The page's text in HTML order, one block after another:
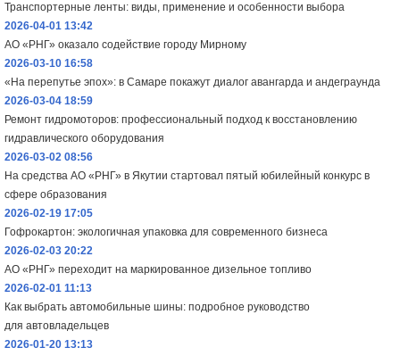
Транспортерные ленты: виды, применение и особенности выбора
2026-04-01 13:42
АО «РНГ» оказало содействие городу Мирному
2026-03-10 16:58
«На перепутье эпох»: в Самаре покажут диалог авангарда и андеграунда
2026-03-04 18:59
Ремонт гидромоторов: профессиональный подход к восстановлению
гидравлического оборудования
2026-03-02 08:56
На средства АО «РНГ» в Якутии стартовал пятый юбилейный конкурс в
сфере образования
2026-02-19 17:05
Гофрокартон: экологичная упаковка для современного бизнеса
2026-02-03 20:22
АО «РНГ» переходит на маркированное дизельное топливо
2026-02-01 11:13
Как выбрать автомобильные шины: подробное руководство
для автовладельцев
2026-01-20 13:13